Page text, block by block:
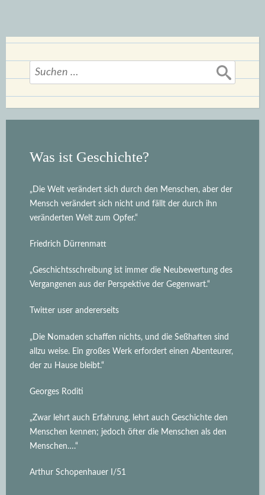
eine
andere“
Suchen
nach:
Was ist Geschichte?
„Die Welt verändert sich durch den Menschen, aber der
Mensch verändert sich nicht und fällt der durch ihn
veränderten Welt zum Opfer.“
Friedrich Dürrenmatt
„Geschichtsschreibung ist immer die Neubewertung des
Vergangenen aus der Perspektive der Gegenwart.“
Twitter user andererseits
„Die Nomaden schaffen nichts, und die Seßhaften sind
allzu weise. Ein großes Werk erfordert einen Abenteurer,
der zu Hause bleibt.“
Georges Roditi
„Zwar lehrt auch Erfahrung, lehrt auch Geschichte den
Menschen kennen; jedoch öfter die Menschen als den
Menschen….“
Arthur Schopenhauer I/51